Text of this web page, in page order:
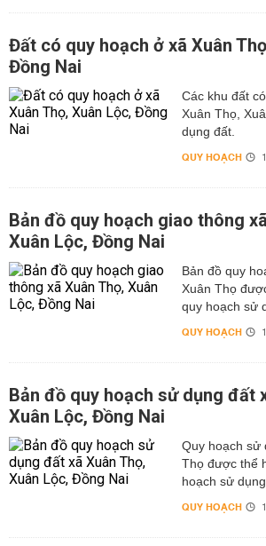
Đất có quy hoạch ở xã Xuân
Đồng Nai
Các khu đất
Xuân Thọ,
dụng đất.
QUY HOẠCH
Bản đồ quy hoạch giao thông
Xuân Lộc, Đồng Nai
Bản đồ quy
Xuân Thọ
quy hoạch sử
QUY HOẠCH
Bản đồ quy hoạch sử dụng đất
Xuân Lộc, Đồng Nai
Quy hoạch sử
Thọ được thể
hoạch sử
QUY HOẠCH